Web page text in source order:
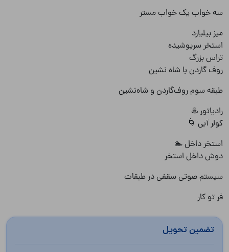
سه خواب یک خواب مستر
میز بیلیارد
استخر سرپوشیده
تراس بزرگ
روف گاردن با شاه نشین
طبقه سوم روف‌گاردن و شاه‌نشین
رادیاتور ♨️
کولر آبی 🌀
استخر داخل 🏊
دوش داخل استخر
سیستم صوتی سقفی در طبقات
فر تو کار
تضمین تحویل